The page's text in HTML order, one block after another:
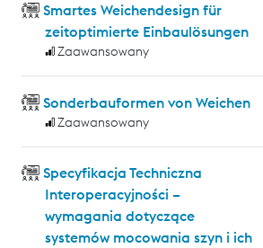
Smartes Weichendesign für
zeitoptimierte Einbaulösungen
Zaawansowany
Sonderbauformen von Weichen
Zaawansowany
Specyfikacja Techniczna
Interoperacyjności –
wymagania dotyczące
systemów mocowania szyn i ich